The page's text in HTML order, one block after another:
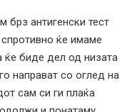
брз антигенски тест
ќе имаме
ќе биде дел од низата
направат со оглед на
сам си ги плаќа